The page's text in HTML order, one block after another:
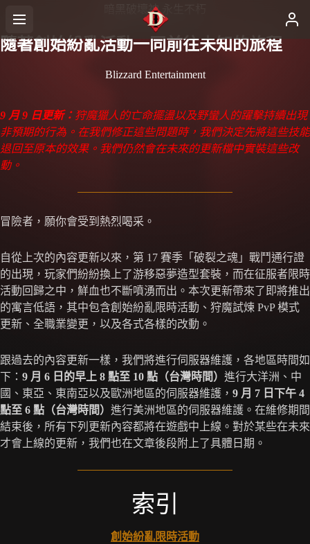
暗黑破壞神 永生不朽
隨著創始紛亂活動一同前往未知的旅程
Blizzard Entertainment
9 月 9 日更新： 狩魔獵人的亡命擺盪以及野蠻人的躍擊持續出現
非預期的行為。在我們修正這些問題時，我們決定先將這些技能
退回至原本的效果。我們仍然會在未來的更新檔中實裝這些改
動。
冒險者，願你會受到熱烈喝采。
自從上次的內容更新以來，第 17 賽季「破裂之魂」戰鬥通行證
的出現，玩家們紛紛換上了游移惡夢造型套裝，而在征服者限時
活動回歸之中，鮮血也不斷噴湧而出。本次更新帶來了即將推出
的寓言低語，其中包含創始紛亂限時活動、狩魔試煉 PvP 模式
更新、全職業變更，以及各式各樣的改動。
跟過去的內容更新一樣，我們將進行伺服器維護，各地區時間如
下： 9 月 6 日的早上 8 點至 10 點（台灣時間） 進行大洋洲、中
國、東亞、東南亞以及歐洲地區的伺服器維護， 9 月 7 日下午 4
點至 6 點（台灣時間） 進行美洲地區的伺服器維護。在維修期間
結束後，所有下列更新內容都將在遊戲中上線。對於某些在未來
才會上線的更新，我們也在文章後段附上了具體日期。
索引
創始紛亂限時活動